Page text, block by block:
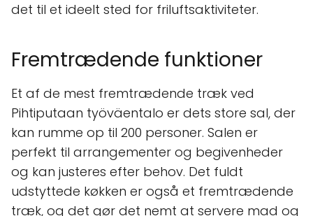
det til et ideelt sted for friluftsaktiviteter.
Fremtrædende funktioner
Et af de mest fremtrædende træk ved
Pihtiputaan työväentalo er dets store sal, der
kan rumme op til 200 personer. Salen er
perfekt til arrangementer og begivenheder
og kan justeres efter behov. Det fuldt
udstyttede køkken er også et fremtrædende
træk, og det gør det nemt at servere mad og